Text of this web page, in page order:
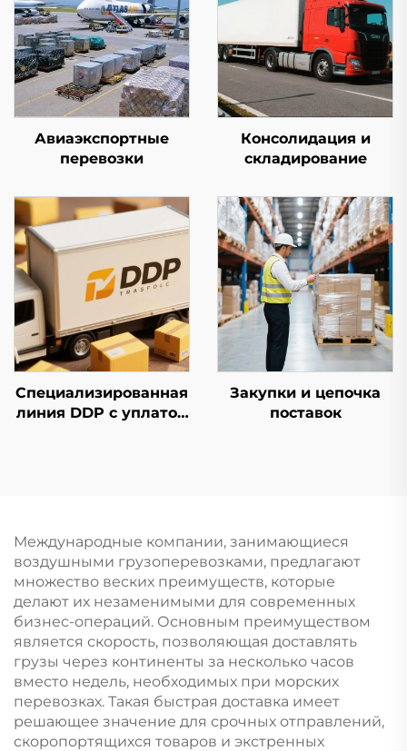
Авиаэкспортные
перевозки
Консолидация и
складирование
Специализированная
линия DDP с уплатой
Закупки и цепочка
поставок
Международные компании, занимающиеся
воздушными грузоперевозками, предлагают
множество веских преимуществ, которые
делают их незаменимыми для современных
бизнес-операций. Основным преимуществом
является скорость, позволяющая доставлять
грузы через континенты за несколько часов
вместо недель, необходимых при морских
перевозках. Такая быстрая доставка имеет
решающее значение для срочных отправлений,
скоропортящихся товаров и экстренных